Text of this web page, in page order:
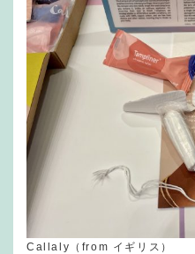
Callaly（from イギリス）